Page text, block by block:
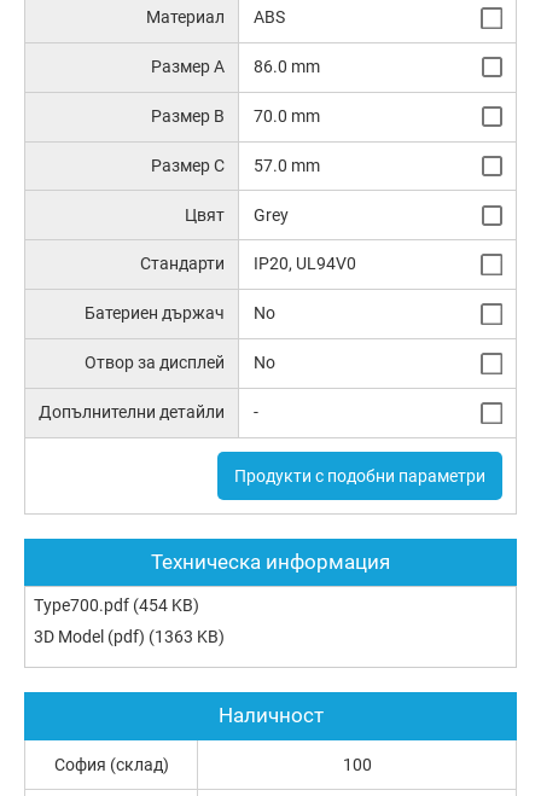
Материал ABS
Размер A 86.0 mm
Размер B 70.0 mm
Размер C 57.0 mm
Цвят Grey
Стандарти IP20, UL94V0
Батериен държач No
Отвор за дисплей No
Допълнителни детайли -
Продукти с подобни параметри
Техническа информация
Type700.pdf (454 KB)
3D Model (pdf) (1363 KB)
Наличност
София (склад) 100